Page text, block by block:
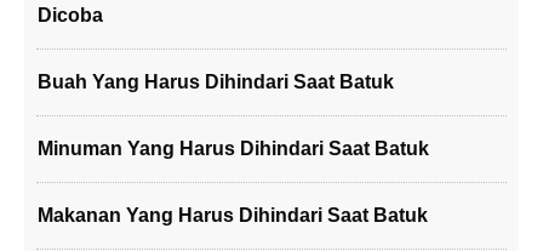
Dicoba
Buah Yang Harus Dihindari Saat Batuk
Minuman Yang Harus Dihindari Saat Batuk
Makanan Yang Harus Dihindari Saat Batuk